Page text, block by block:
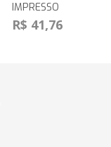
IMPRESSO
R$ 41,76